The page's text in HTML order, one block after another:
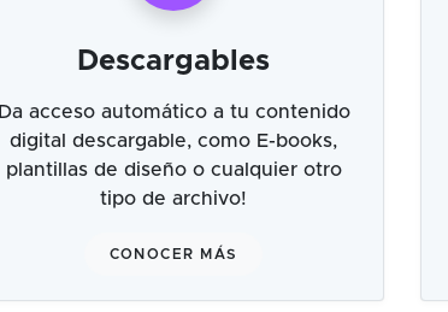
Descargables
Da acceso automático a tu contenido
digital descargable, como E-books,
plantillas de diseño o cualquier otro
tipo de archivo!
CONOCER MÁS